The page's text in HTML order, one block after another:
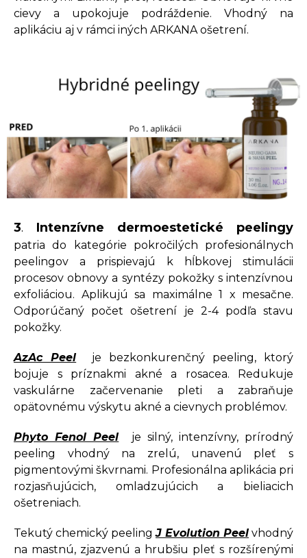
cievy a upokojuje podráždenie. Vhodný na
aplikáciu aj v rámci iných ARKANA ošetrení.
3. Intenzívne dermoestetické peelingy
patria do kategórie pokročilých profesionálnych
peelingov a prispievajú k hĺbkovej stimulácii
procesov obnovy a syntézy pokožky s intenzívnou
exfoliáciou. Aplikujú sa maximálne 1 x mesačne.
Odporúčaný počet ošetrení je 2-4 podľa stavu
pokožky.
AzAc Peel je bezkonkurenčný peeling, ktorý
bojuje s príznakmi akné a rosacea. Redukuje
vaskulárne začervenanie pleti a zabraňuje
opätovnému výskytu akné a cievnych problémov.
Phyto Fenol Peel je silný, intenzívny, prírodný
peeling vhodný na zrelú, unavenú pleť s
pigmentovými škvrnami. Profesionálna aplikácia pri
rozjasňujúcich, omladzujúcich a bieliacich
ošetreniach.
Tekutý chemický peelingJ Evolution Peel vhodný
na mastnú, zjazvenú a hrubšiu pleť s rozšírenými